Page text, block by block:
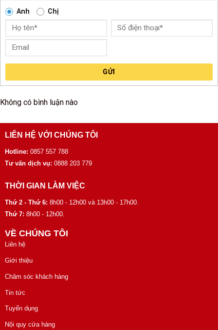
Anh Chị
GỬI
Không có bình luận nào
LIÊN HỆ VỚI CHÚNG TÔI
Hotline: 0857 557 788
Tư vấn dịch vụ: 0888 203 779
THỜI GIAN LÀM VIỆC
Thứ 2 - Thứ 6: 8h00 - 12h00 và 13h00 - 17h00.
Thứ 7: 8h00 - 12h00.
VỀ CHÚNG TÔI
Liên hệ
Giới thiệu
Chăm sóc khách hàng
Tin tức
Tuyển dụng
Nội quy cửa hàng